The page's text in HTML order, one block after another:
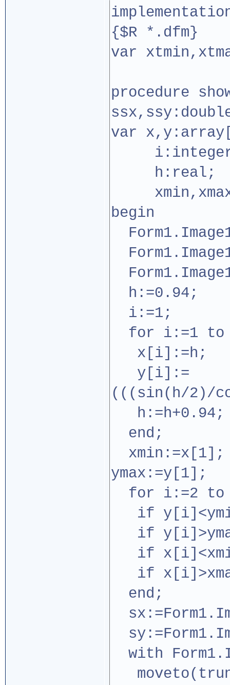
{$R *.dfm}
var
procedure
var
h:real;
begin
h:=0.94;
i:=1;
for i:=1 to
x[i]:=h;
y[i]:=
(((sin(h/2)/
h:=h+0.94;
end;
xmin:=x[1];
ymax:=y[1];
for i:=2 to
if
if
if
if
end;
with